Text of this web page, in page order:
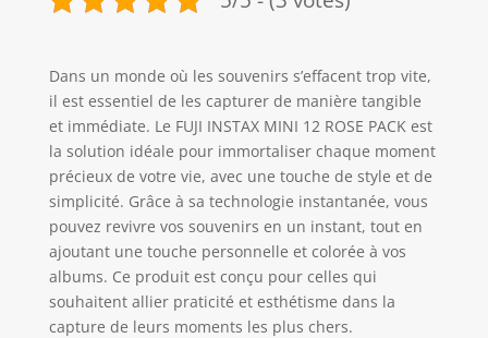
Dans un monde où les souvenirs s’effacent trop vite,
il est essentiel de les capturer de manière tangible
et immédiate. Le FUJI INSTAX MINI 12 ROSE PACK est
la solution idéale pour immortaliser chaque moment
précieux de votre vie, avec une touche de style et de
simplicité. Grâce à sa technologie instantanée, vous
pouvez revivre vos souvenirs en un instant, tout en
ajoutant une touche personnelle et colorée à vos
albums. Ce produit est conçu pour celles qui
souhaitent allier praticité et esthétisme dans la
capture de leurs moments les plus chers.